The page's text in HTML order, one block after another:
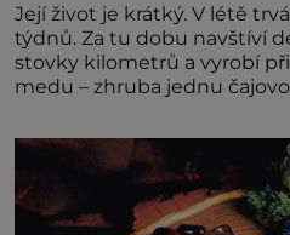
Její život je krátký. V létě
týdnů. Za tu dobu navštíví
stovky kilometrů a vyrobí
medu – zhruba jednu
dalšími desítkami tisíc
vznikne jeden z